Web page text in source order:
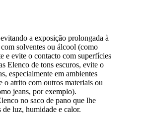
a exposição prolongada à
solventes ou álcool (como
e evite o contacto com superfícies
Elenco de tons escuros, evite o
especialmente em ambientes
o atrito com outros materiais ou
jeans, por exemplo).
no saco de pano que lhe
de luz, humidade e calor.